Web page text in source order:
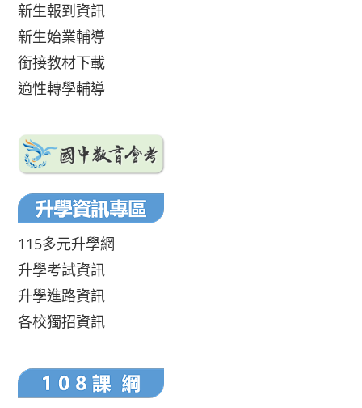
新生報到資訊
新生始業輔導
銜接教材下載
適性轉學輔導
115多元升學網
升學考試資訊
升學進路資訊
各校獨招資訊